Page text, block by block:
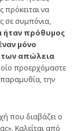
πρόκειται να
σε συμπόνια,
ήταν πρόθυμος
μόνο
των απώλεια
προερχόμαστε
την
που διαβάζει ο
Καλείται από